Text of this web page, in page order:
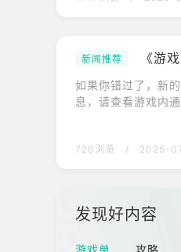
新闻推荐 《游
如果你错过了，新
息，请查看游戏内通
720浏览 / 2025-
发现好内容
游戏单 攻略